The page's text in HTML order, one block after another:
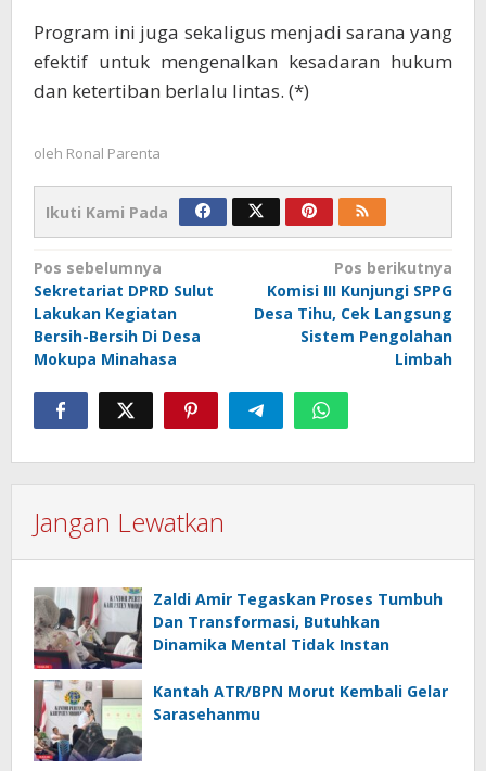
Program ini juga sekaligus menjadi sarana yang
efektif untuk mengenalkan kesadaran hukum
dan ketertiban berlalu lintas. (*)
oleh Ronal Parenta
Ikuti Kami Pada
Navigasi
pos
Pos sebelumnya
Sekretariat DPRD Sulut
Lakukan Kegiatan
Bersih-Bersih Di Desa
Mokupa Minahasa
Pos berikutnya
Komisi III Kunjungi SPPG
Desa Tihu, Cek Langsung
Sistem Pengolahan
Limbah
Jangan Lewatkan
Zaldi Amir Tegaskan Proses Tumbuh
Dan Transformasi, Butuhkan
Dinamika Mental Tidak Instan
Kantah ATR/BPN Morut Kembali Gelar
Sarasehanmu